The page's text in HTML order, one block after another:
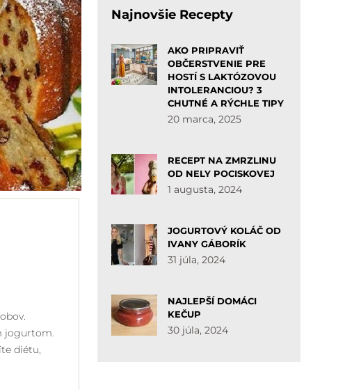
jogurtom.
diétu,
Najnovšie Recepty
AKO PRIPRAVIŤ
OBČERSTVENIE PRE
HOSTÍ S LAKTÓZOVOU
INTOLERANCIOU? 3
CHUTNÉ A RÝCHLE TIPY
20 marca, 2025
RECEPT NA ZMRZLINU
OD NELY POCISKOVEJ
1 augusta, 2024
JOGURTOVÝ KOLÁČ OD
IVANY GÁBORÍK
31 júla, 2024
NAJLEPŠÍ DOMÁCI
KEČUP
30 júla, 2024